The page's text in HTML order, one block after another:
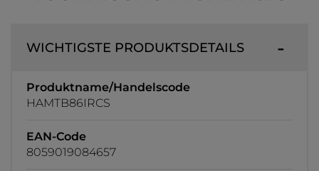
WICHTIGSTE PRODUKTSDETAILS
Produktname/Handelscode
HAMTB86IRCS
EAN-Code
8059019084657